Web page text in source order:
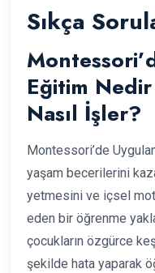
Sıkça
Eğitim
Nasıl İşler?
Montessori’de
yaşam becerilerini
yetmesini ve içsel
eden bir öğrenme
çocukların özgürce
şekilde hata yaparak